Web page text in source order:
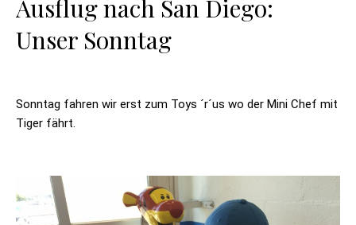
Ausflug nach San Diego:
Unser Sonntag
Sonntag fahren wir erst zum Toys ´r´us wo der Mini Chef mit
Tiger fährt.